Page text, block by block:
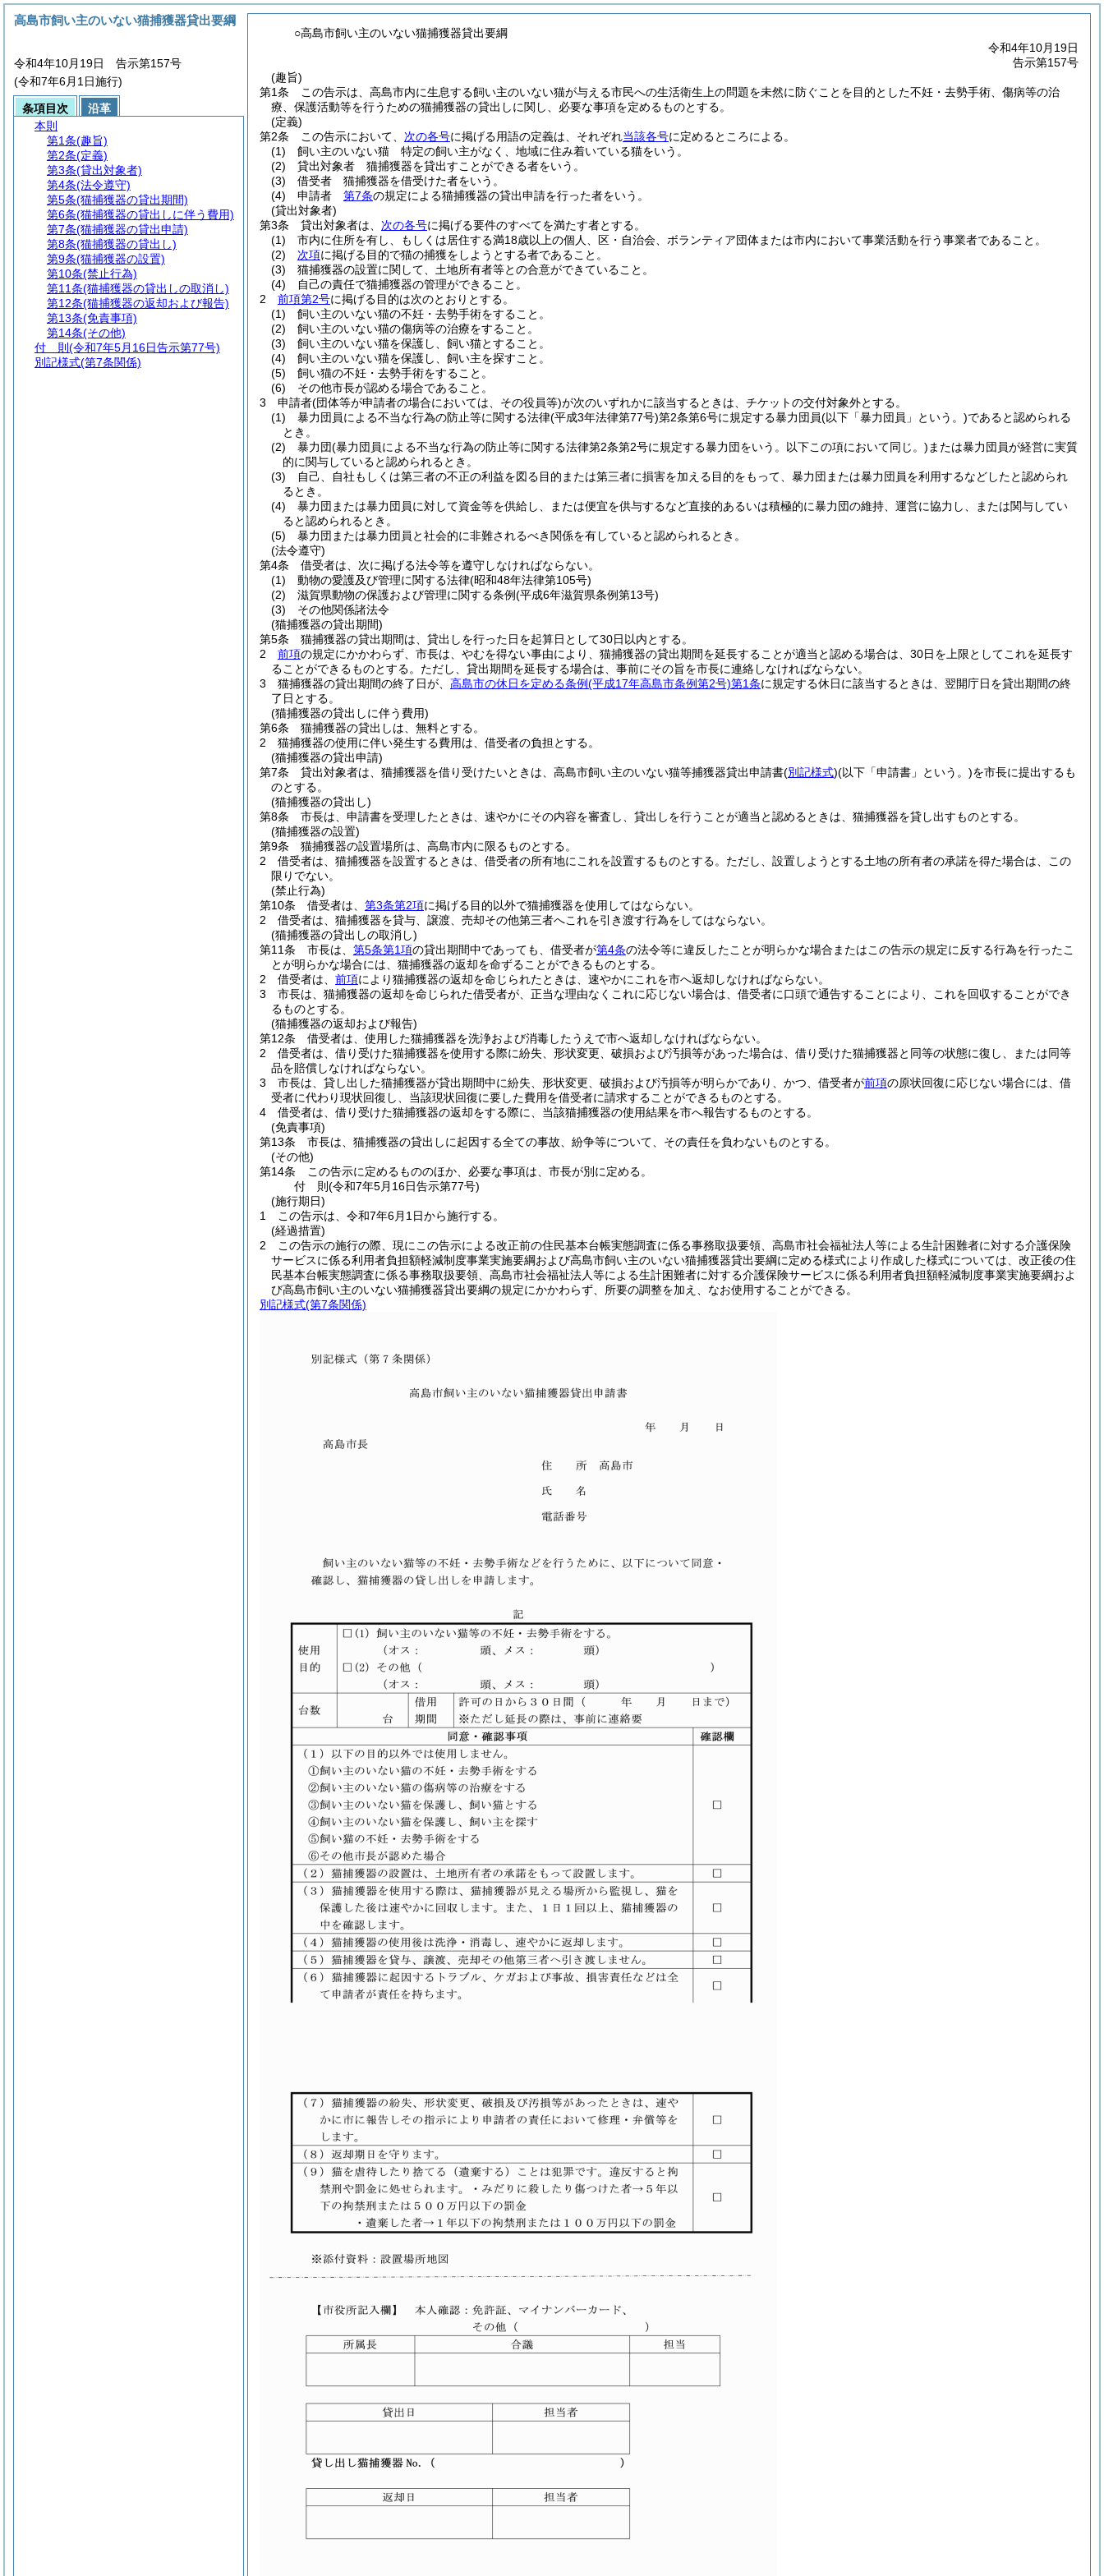
○高島市飼い主のいない猫捕獲器貸出要綱
令和4年10月19日
告示第157号
(趣旨)
第1条
この告示は、高島市内に生息する飼い主のいない猫が与える市民への生活衛生上の問題を未然に防ぐことを目的とした不妊・去勢手術、傷病等の治
療、保護活動等を行うための猫捕獲器の貸出しに関し、必要な事項を定めるものとする。
(定義)
第2条
この告示において、 次の各号に掲げる用語の定義は、それぞれ当該各号に定めるところによる。
(1)
飼い主のいない猫 特定の飼い主がなく、地域に住み着いている猫をいう。
(2)
貸出対象者 猫捕獲器を貸出すことができる者をいう。
(3)
借受者 猫捕獲器を借受けた者をいう。
(4)
申請者 第7条の規定による猫捕獲器の貸出申請を行った者をいう。
(貸出対象者)
第3条
貸出対象者は、 次の各号に掲げる要件のすべてを満たす者とする。
(1)
市内に住所を有し、もしくは居住する満18歳以上の個人、区・自治会、ボランティア団体または市内において事業活動を行う事業者であること。
(2)
次項に掲げる目的で猫の捕獲をしようとする者であること。
(3)
猫捕獲器の設置に関して、土地所有者等との合意ができていること。
(4)
自己の責任で猫捕獲器の管理ができること。
2
前項第2号に掲げる目的は次のとおりとする。
(1)
飼い主のいない猫の不妊・去勢手術をすること。
(2)
飼い主のいない猫の傷病等の治療をすること。
(3)
飼い主のいない猫を保護し、飼い猫とすること。
(4)
飼い主のいない猫を保護し、飼い主を探すこと。
(5)
飼い猫の不妊・去勢手術をすること。
(6)
その他市長が認める場合であること。
3
申請者(団体等が申請者の場合においては、その役員等)が次のいずれかに該当するときは、チケットの交付対象外とする。
(1)
暴力団員による不当な行為の防止等に関する法律(平成3年法律第77号)第2条第6号に規定する暴力団員(以下「暴力団員」という。)であると認められる
とき。
(2)
暴力団(暴力団員による不当な行為の防止等に関する法律第2条第2号に規定する暴力団をいう。以下この項において同じ。) または暴力団員が経営に実質
的に関与していると認められるとき。
(3)
自己、自社もしくは第三者の不正の利益を図る目的または第三者に損害を加える目的をもって、暴力団または暴力団員を利用するなどしたと認められ
るとき。
(4)
暴力団または暴力団員に対して資金等を供給し、または便宜を供与するなど直接的あるいは積極的に暴力団の維持、運営に協力し、または関与してい
ると認められるとき。
(5)
暴力団または暴力団員と社会的に非難されるべき関係を有していると認められるとき。
(法令遵守)
第4条
借受者は、次に掲げる法令等を遵守しなければならない。
(1)
動物の愛護及び管理に関する法律(昭和48年法律第105号)
(2)
滋賀県動物の保護および管理に関する条例(平成6年滋賀県条例第13号)
(3)
その他関係諸法令
(猫捕獲器の貸出期間)
第5条
猫捕獲器の貸出期間は、貸出しを行った日を起算日として30日以内とする。
2
前項の規定にかかわらず、市長は、やむを得ない事由により、猫捕獲器の貸出期間を延長することが適当と認める場合は、30日を上限としてこれを延長す
ることができるものとする。 ただし、貸出期間を延長する場合は、事前にその旨を市長に連絡しなければならない。
3
猫捕獲器の貸出期間の終了日が、 高島市の休日を定める条例(平成17年高島市条例第2号)第1条に規定する休日に該当するときは、翌開庁日を貸出期間の終
了日とする。
(猫捕獲器の貸出しに伴う費用)
第6条
猫捕獲器の貸出しは、無料とする。
2
猫捕獲器の使用に伴い発生する費用は、借受者の負担とする。
(猫捕獲器の貸出申請)
第7条
貸出対象者は、猫捕獲器を借り受けたいときは、高島市飼い主のいない猫等捕獲器貸出申請書(別記様式)(以下「申請書」という。)を市長に提出するも
のとする。
(猫捕獲器の貸出し)
第8条
市長は、申請書を受理したときは、速やかにその内容を審査し、貸出しを行うことが適当と認めるときは、猫捕獲器を貸し出すものとする。
(猫捕獲器の設置)
第9条
猫捕獲器の設置場所は、高島市内に限るものとする。
2
借受者は、猫捕獲器を設置するときは、借受者の所有地にこれを設置するものとする。 ただし、設置しようとする土地の所有者の承諾を得た場合は、この
限りでない。
(禁止行為)
第10条
借受者は、 第3条第2項に掲げる目的以外で猫捕獲器を使用してはならない。
2
借受者は、猫捕獲器を貸与、譲渡、売却その他第三者へこれを引き渡す行為をしてはならない。
(猫捕獲器の貸出しの取消し)
第11条
市長は、 第5条第1項の貸出期間中であっても、借受者が第4条の法令等に違反したことが明らかな場合またはこの告示の規定に反する行為を行ったこ
とが明らかな場合には、猫捕獲器の返却を命ずることができるものとする。
2
借受者は、 前項により猫捕獲器の返却を命じられたときは、速やかにこれを市へ返却しなければならない。
3
市長は、猫捕獲器の返却を命じられた借受者が、正当な理由なくこれに応じない場合は、借受者に口頭で通告することにより、これを回収することができ
るものとする。
(猫捕獲器の返却および報告)
第12条
借受者は、使用した猫捕獲器を洗浄および消毒したうえで市へ返却しなければならない。
2
借受者は、借り受けた猫捕獲器を使用する際に紛失、形状変更、破損および汚損等があった場合は、借り受けた猫捕獲器と同等の状態に復し、または同等
品を賠償しなければならない。
3
市長は、貸し出した猫捕獲器が貸出期間中に紛失、形状変更、破損および汚損等が明らかであり、かつ、借受者が前項の原状回復に応じない場合には、借
受者に代わり現状回復し、当該現状回復に要した費用を借受者に請求することができるものとする。
4
借受者は、借り受けた猫捕獲器の返却をする際に、当該猫捕獲器の使用結果を市へ報告するものとする。
(免責事項)
第13条
市長は、猫捕獲器の貸出しに起因する全ての事故、紛争等について、その責任を負わないものとする。
(その他)
第14条
この告示に定めるもののほか、必要な事項は、市長が別に定める。
付 則(令和7年5月16日告示第77号)
(施行期日)
1
この告示は、令和7年6月1日から施行する。
(経過措置)
2
この告示の施行の際、現にこの告示による改正前の住民基本台帳実態調査に係る事務取扱要領、高島市社会福祉法人等による生計困難者に対する介護保険
サービスに係る利用者負担額軽減制度事業実施要綱および高島市飼い主のいない猫捕獲器貸出要綱に定める様式により作成した様式については、改正後の住
民基本台帳実態調査に係る事務取扱要領、高島市社会福祉法人等による生計困難者に対する介護保険サービスに係る利用者負担額軽減制度事業実施要綱およ
び高島市飼い主のいない猫捕獲器貸出要綱の規定にかかわらず、所要の調整を加え、なお使用することができる。
別記様式(第7条関係)
高島市飼い主のいない猫捕獲器貸出要綱
令和4年10月19日 告示第157号
(令和7年6月1日施行)
条項目次
沿革
本則
第1条(趣旨)
第2条(定義)
第3条(貸出対象者)
第4条(法令遵守)
第5条(猫捕獲器の貸出期間)
第6条(猫捕獲器の貸出しに伴う費用)
第7条(猫捕獲器の貸出申請)
第8条(猫捕獲器の貸出し)
第9条(猫捕獲器の設置)
第10条(禁止行為)
第11条(猫捕獲器の貸出しの取消し)
第12条(猫捕獲器の返却および報告)
第13条(免責事項)
第14条(その他)
付 則 (令和7年5月16日告示第77号)
別記様式(第7条関係)